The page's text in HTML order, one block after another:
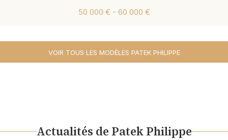
50 000 € - 60 000 €
VOIR TOUS LES MODÈLES PATEK PHILIPPE
Actualités de Patek Philippe